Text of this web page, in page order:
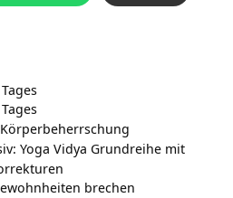
Yoga Vidya Grundreihe mit
brechen